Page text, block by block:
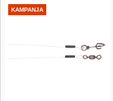
KAMPANJA